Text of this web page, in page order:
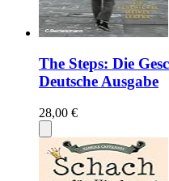
The Steps: Die
Deutsche Ausgabe
28,00 €